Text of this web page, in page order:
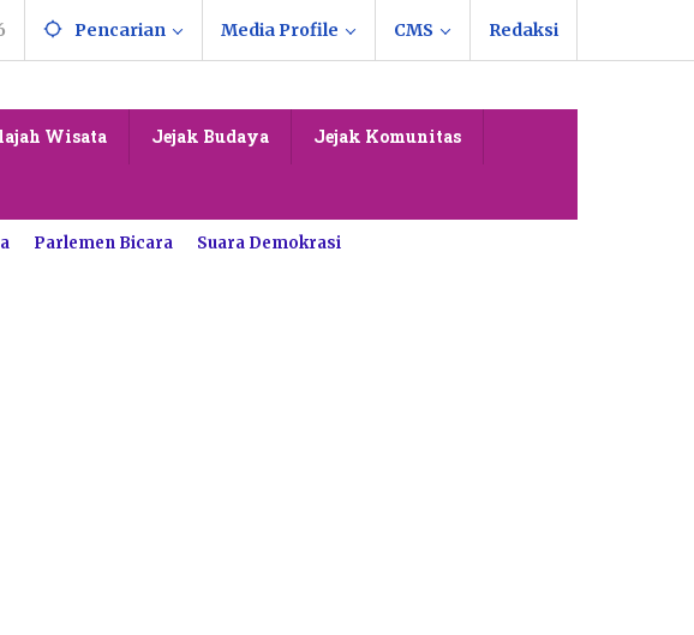
Pencarian Media Profile CMS Redaksi
Wisata Jejak Budaya Jejak Komunitas
Parlemen Bicara Suara Demokrasi